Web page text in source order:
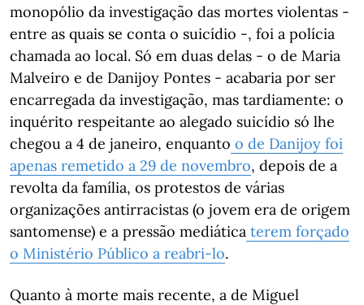
monopólio da investigação das mortes violentas -
entre as quais se conta o suicídio -, foi a polícia
chamada ao local. Só em duas delas - o de Maria
Malveiro e de Danijoy Pontes - acabaria por ser
encarregada da investigação, mas tardiamente: o
inquérito respeitante ao alegado suicídio só lhe
chegou a 4 de janeiro, enquanto o de Danijoy foi
apenas remetido a 29 de novembro, depois de a
revolta da família, os protestos de várias
organizações antirracistas (o jovem era de origem
santomense) e a pressão mediática terem forçado
o Ministério Público a reabri-lo.
Quanto à morte mais recente, a de Miguel